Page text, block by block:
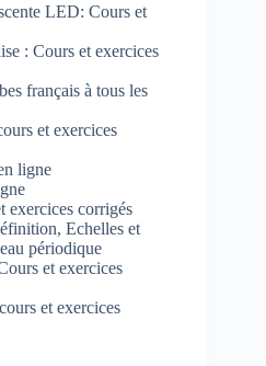
LED: Cours et
: Cours et exercices
français à tous les
et exercices
ligne
exercices corrigés
Echelles et
périodique
et exercices
et exercices